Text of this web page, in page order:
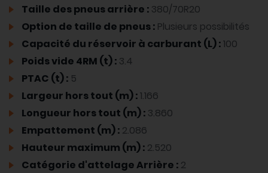
Taille des pneus arrière : 380/70R20
Option de taille de pneus : Plusieurs possibilités
Capacité du réservoir à carburant (L) :100
Poids vide 4RM (t) : 3.4
PTAC (t) : 5
Largeur hors tout (m) :1.166
Longueur hors tout (m) : 3.860
Empattement (m) : 2.086
Hauteur maximum (m) : 2.520
Catégorie d'attelage Arrière : 2